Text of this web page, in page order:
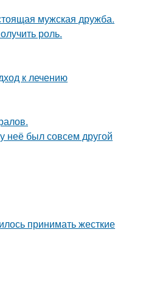
мужская дружба.
роль.
к лечению
неё был совсем другой
принимать жесткие